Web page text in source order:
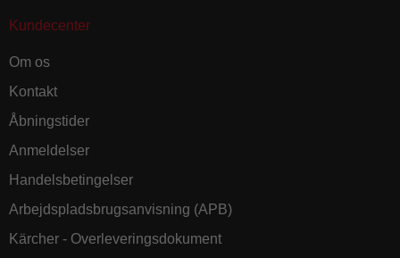
Kundecenter
Om os
Kontakt
Åbningstider
Anmeldelser
Handelsbetingelser
Arbejdspladsbrugsanvisning (APB)
Kärcher - Overleveringsdokument